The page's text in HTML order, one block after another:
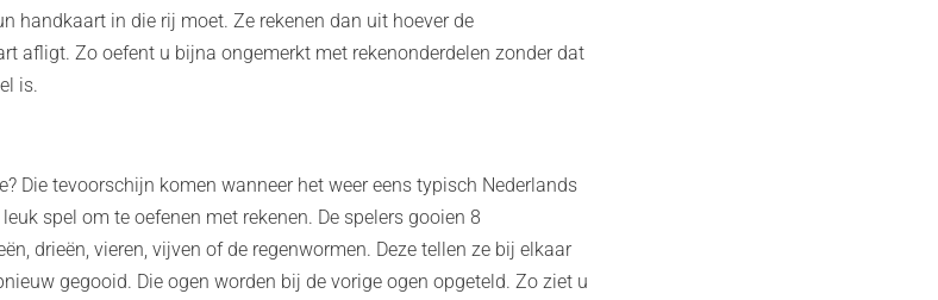
handkaart in die rij moet. Ze rekenen dan uit hoever de
afligt. Zo oefent u bijna ongemerkt met rekenonderdelen zonder dat
is.
Die tevoorschijn komen wanneer het weer eens typisch Nederlands
spel om te oefenen met rekenen. De spelers gooien 8
drieën, vieren, vijven of de regenwormen. Deze tellen ze bij elkaar
gegooid. Die ogen worden bij de vorige ogen opgeteld. Zo ziet u